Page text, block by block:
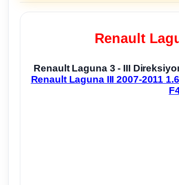
Renault
Renault Laguna 3 - III
Renault Laguna III 2007-2011